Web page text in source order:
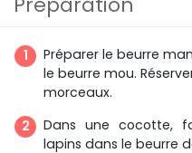
Préparer le beurre
le beurre mou.
morceaux.
Dans une cocotte,
lapins dans le beurre